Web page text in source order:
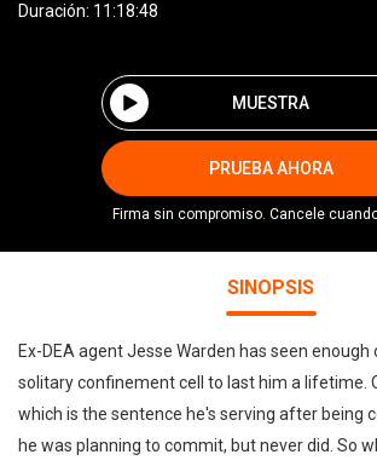
Duración: 11:18:48
MUESTRA
PRUEBA AHORA
Firma sin compromiso. Cancele
SINOPSIS
Ex-DEA agent Jesse Warden has seen
solitary confinement cell to last him a lifetime.
which is the sentence he's serving after being
he was planning to commit, but never did. So